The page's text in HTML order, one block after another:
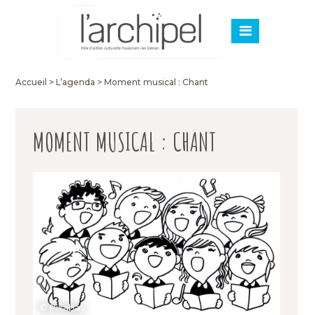
Accueil >L’agenda >Moment musical : Chant
MOMENT MUSICAL : CHANT
© Pixabay